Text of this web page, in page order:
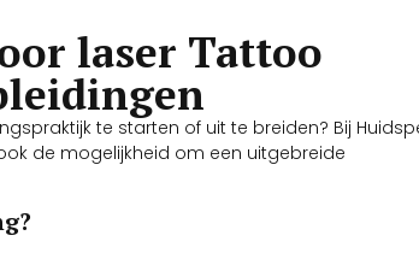
laser Tattoo
te starten of uit te breiden? Bij
de mogelijkheid om een uitgebreide